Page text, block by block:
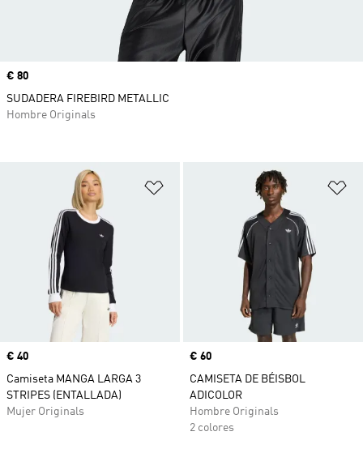
Añadir a la lista de deseos
Precio
€ 40
Camiseta MANGA LARGA 3
STRIPES (ENTALLADA)
Mujer Originals
Precio
€ 60
CAMISETA DE BÉISBOL
ADICOLOR
Hombre Originals
2 colores
Precio
€ 80
SUDADERA FIREBIRD METALLIC
Hombre Originals